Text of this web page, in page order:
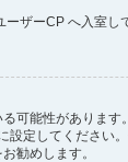
ザーCP へ入室
可能性がありま
定してください
勧めします。